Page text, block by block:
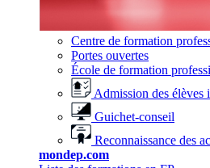
Centre de formation
Portes ouvertes
École de formation
Admission des élèves
Guichet-conseil
Reconnaissance des
mondep.com